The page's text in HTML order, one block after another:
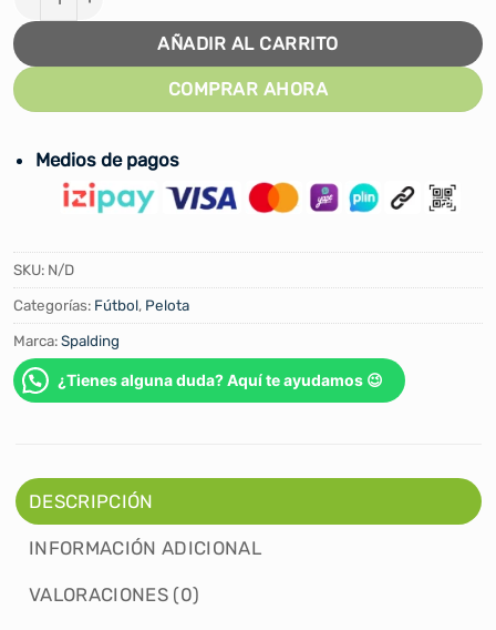
AÑADIR AL CARRITO
COMPRAR AHORA
Medios de pagos
SKU: N/D
Categorías: Fútbol, Pelota
Marca:Spalding
¿Tienes alguna duda? Aquí te ayudamos 😉
DESCRIPCIÓN
INFORMACIÓN ADICIONAL
VALORACIONES (0)